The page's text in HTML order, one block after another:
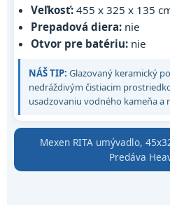
Veľkosť: 455 x 325 x 135
Prepadová diera: nie
Otvor pre batériu: nie
NÁŠ TIP: Glazovaný keramický
nedráždivým čistiacim
usadzovaniu vodného kameňa a
Mexen RITA umývadlo,
Predáva